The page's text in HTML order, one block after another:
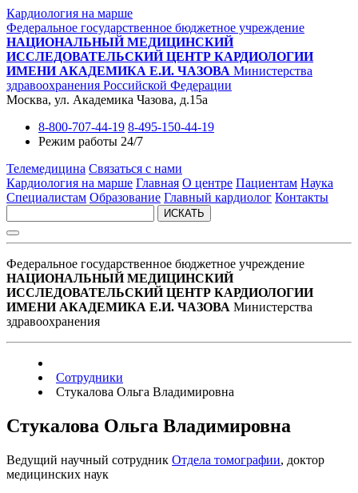
Кардиология на марше
Федеральное государственное бюджетное учреждение
НАЦИОНАЛЬНЫЙ МЕДИЦИНСКИЙ
ИССЛЕДОВАТЕЛЬСКИЙ ЦЕНТР КАРДИОЛОГИИ
ИМЕНИ АКАДЕМИКА Е.И. ЧАЗОВА Министерства
здравоохранения Российской Федерации
Москва, ул. Академика Чазова, д.15а
8-800-707-44-19 8-495-150-44-19
Режим работы 24/7
Телемедицина Связаться с нами
Кардиология на марше Главная О центре Пациентам Наука
Специалистам Образование Главный кардиолог Контакты
ИСКАТЬ
Федеральное государственное бюджетное учреждение
НАЦИОНАЛЬНЫЙ МЕДИЦИНСКИЙ
ИССЛЕДОВАТЕЛЬСКИЙ ЦЕНТР КАРДИОЛОГИИ
ИМЕНИ АКАДЕМИКА Е.И. ЧАЗОВА Министерства
здравоохранения
Сотрудники
Стукалова Ольга Владимировна
Стукалова Ольга Владимировна
Ведущий научный сотрудник Отдела томографии, доктор
медицинских наук